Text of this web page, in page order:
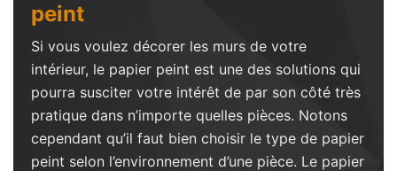
peint
Si vous voulez décorer les murs de votre
intérieur, le papier peint est une des solutions qui
pourra susciter votre intérêt de par son côté très
pratique dans n’importe quelles pièces. Notons
cependant qu’il faut bien choisir le type de papier
peint selon l’environnement d’une pièce. Le papier